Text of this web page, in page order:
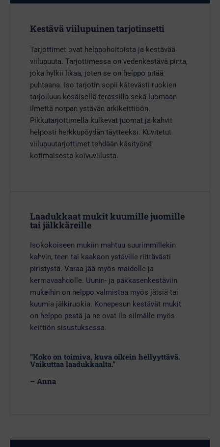
Kestävä viilupuinen tarjotinsetti
Tarjottimet ovat helppohoitoista ja kestävää
viilupuuta. Tarjottimessa on vedenkestävä pinta,
joka hylkii likaa, joten se on helppo pitää
puhtaana. Iso tarjotin sopii kätevästi ruokien
tarjoiluun kesäisellä terassilla sekä luomaan
ilmettä norpan ystävän arkikeittiöön.
Pikkutarjottimella kulkevat juomat ja kahvit
helposti herkkupöydän täytteeksi. Kuvitetut
viilupuutarjottimet tehdään käsityönä
kotimaisesta koivuviilusta.
Laadukkaat mukit kuumille juomille
tai jälkkäreille
Isokokoiseen mukiin mahtuu suurimmillekin
kahvin, teen tai kaakaon ystäville riittävästi
piristystä. Varaa jää myös maidolle ja
kermavaahdolle. Uunin- ja pakkasenkestäviin
mukeihin on helppo valmistaa myös jäisiä tai
kuumia jälkiruokia. Konepesun kestävät mukit
on helppo pestä ja ne ovat ilo silmälle myös
keittiön sisustuksessa.
”Koko on toimiva, kuva oikein hellyyttävä.
Vaikuttaa laadukkaalta.”
– Anna